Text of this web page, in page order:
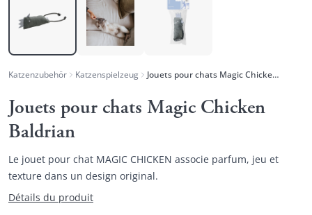
Katzenzubehör Katzenspielzeug Jouets pour chats Magic Chicken Baldrian
Jouets pour chats Magic Chicken
Baldrian
Le jouet pour chat MAGIC CHICKEN associe parfum, jeu et
texture dans un design original.
Détails du produit